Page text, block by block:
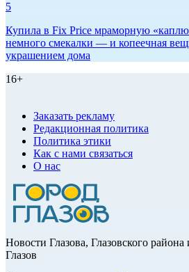
5
Купила в Fix Price мраморную
немного смекалки — и копеечная
украшением дома
16+
Заказать рекламу
Редакционная политика
Политика этики
Как с нами связаться
О нас
Новости Глазова, Глазовского
Глазов